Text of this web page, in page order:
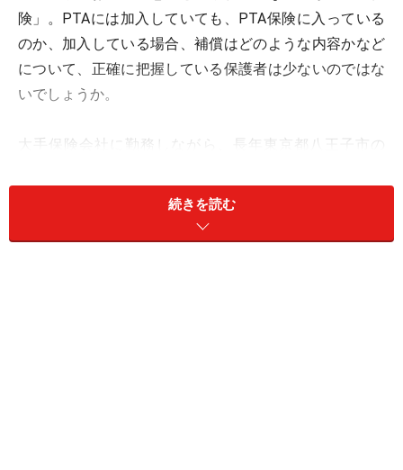
険」。PTAには加入していても、PTA保険に入っている
のか、加入している場合、補償はどのような内容かなど
について、正確に把握している保護者は少ないのではな
いでしょうか。
大手保険会社に勤務しながら、長年東京都八王子市の
くわしい「一般社団法人Pop LifeWorks」代表理事の櫻
井励造さんのコメントを交えながら、Q＆A方式で解説し
ます。
続きを読む